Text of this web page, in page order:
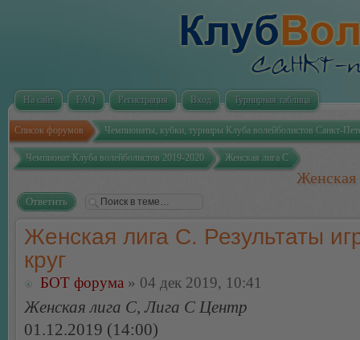
На сайт FAQ Регистрация Вход Турнирная таблица
Список форумов Чемпионаты, кубки, турниры Клуба волейболистов Санкт-
Чемпионат Клуба волейболистов 2019-2020 Женская лига С
Женская
Ответить
Женская лига С. Результаты
круг
БОТ форума » 04 дек 2019, 10:41
Женская лига С, Лига С Центр
01.12.2019 (14:00)